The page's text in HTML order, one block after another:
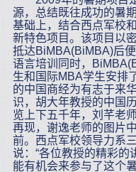
源，总结既往成功的暑
基础上，结合西点军校
新特色项目。该项目以
抵达BiMBA(BiMBA)后
语言培训同时，
生和国际MBA学生安排
的中国商经为有志于来
识，胡大年教授的中国
览上下五千年，刘芊老
再现，谢逸老师的图片
前。西点军校领导力系
说：“各位教授的精彩的
能有机会来参与了这个